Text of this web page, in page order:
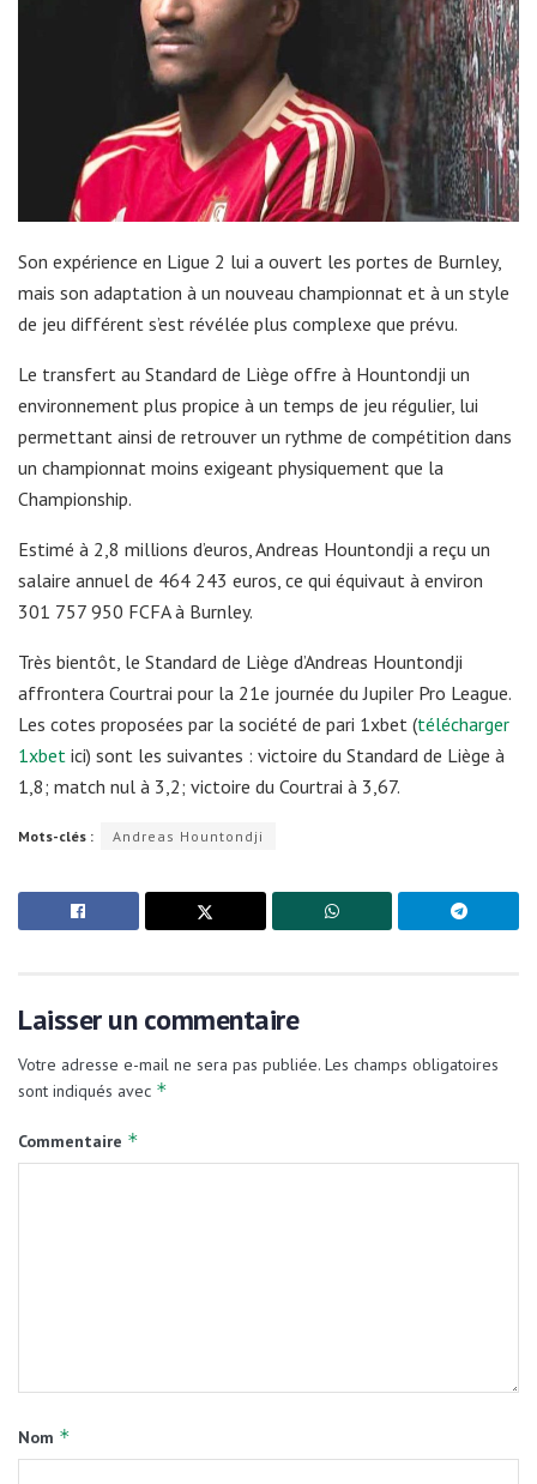
Son expérience en Ligue 2 lui a ouvert les portes de Burnley,
mais son adaptation à un nouveau championnat et à un style
de jeu différent s’est révélée plus complexe que prévu.
Le transfert au Standard de Liège offre à Hountondji un
environnement plus propice à un temps de jeu régulier, lui
permettant ainsi de retrouver un rythme de compétition dans
un championnat moins exigeant physiquement que la
Championship.
Estimé à 2,8 millions d’euros, Andreas Hountondji a reçu un
salaire annuel de 464 243 euros, ce qui équivaut à environ
301 757 950 FCFA à Burnley.
Très bientôt, le Standard de Liège d’Andreas Hountondji
affrontera Courtrai pour la 21e journée du Jupiler Pro League.
Les cotes proposées par la société de pari 1xbet (télécharger
1xbet ici) sont les suivantes : victoire du Standard de Liège à
1,8; match nul à 3,2; victoire du Courtrai à 3,67.
Mots-clés : Andreas Hountondji
Laisser un commentaire
Votre adresse e-mail ne sera pas publiée. Les champs obligatoires
sont indiqués avec *
Commentaire *
Nom *